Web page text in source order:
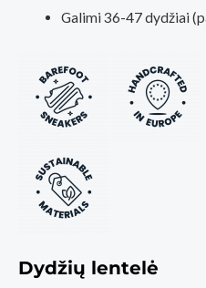
Galimi 36-47 dydžiai
Dydžių lentelė